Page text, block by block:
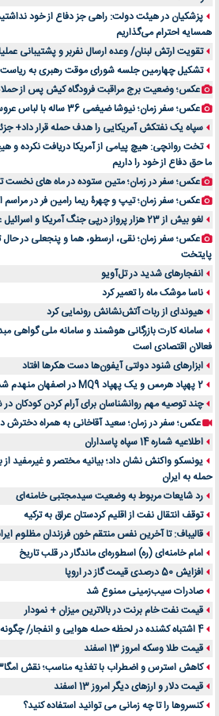
اهمیت انتخاب بهترین وکیل در سعادت آباد برای
لیفتراک صفر؛ راهنمای جامع خرید، قیمت و فروش در
راهنمای جامع بهترین کفش ورزشی برای دویدن و استفاده
پزشکیان در هیئت دولت: راهی جز دفاع از خود
همسایه احترام می‌گذاریم
تقویت ارتش لبنان/ وعده ارسال نفربر و پشتیبانی
تشکیل چهارمین جلسه شورای موقت رهبری به
عکس؛ وضعیت برج مراقبت فرودگاه کیش پس از
عکس؛ سفر زمان؛ نیوشا ضیغمی 36 ساله با لباس عروس در پشت‌صحنه ما خیلی باحالیم
سپاه یک نفتکش آمریکایی را هدف حمله قرار داد+
تخت روانچی: هیچ پیامی از آمریکا دریافت نکرده و
ما حق دفاع از خود را داریم
عکس؛ سفر در زمان؛ متین ستوده در ماه های نخست
عکس؛ سفر زمان؛ تیپ و چهرۀ ریما رامین فر در مراسم
لغو بیش از 23 هزار پرواز درپی جنگ آمریکا و اسرائیل علیه ایران
عکس؛ سفر زمان؛ نقی، ارسطو، هما و پنجعلی در
پایتخت
انفجارهای شدید در تل‌آویو
ناسا موشک ماه را تعمیر کرد
هیوندای از ربات آتش‌نشانش رونمایی کرد
سامانه کارت بازرگانی هوشمند و سامانه ملی گواهی
فعالان اقتصادی است
ابزارهای شنود دولتی آیفون‌ها دست هکرها افتاد
2 پهپاد هرمس و یک پهپاد MQ9 در اصفهان منهدم شد
چند توصیه مهم روانشناسان برای آرام کردن کودکان
عکس؛ سفر در زمان؛ سعید آقاخانی به همراه دخترش
اطلاعیه شماره 14 سپاه پاسداران
یونسکو واکنش نشان داد؛ بیانیه مختصر و غیرمفید از
حمله به ایران
رد شایعات مربوط به وضعیت سیدمجتبی خامنه‌ای
توقف انتقال نفت از اقلیم کردستان عراق به ترکیه
قالیباف: تا آخرین نفس منتقم خون فرزندان مظلوم
امام خامنه‌ای (ره) اسطوره‌ای ماندگار در قلب تاریخ
افزایش 50 درصدی قیمت گاز در اروپا
صادرات سیب‌زمینی ممنوع شد
قیمت نفت خام برنت در بالاترین میزان + نمودار
4 اشتباه کشنده در لحظه حمله هوایی و انفجار/ چگونه از خود محافظت کنیم؟
قیمت طلا وسکه امروز 13 اسفند
کاهش استرس و اضطراب با تغذیه مناسب؛ نقش امگا3 و ویتامین‌ها
قیمت دلار و ارزهای دیگر امروز 13 اسفند
کنسروها را تا چه زمانی می توانید استفاده کنید؟